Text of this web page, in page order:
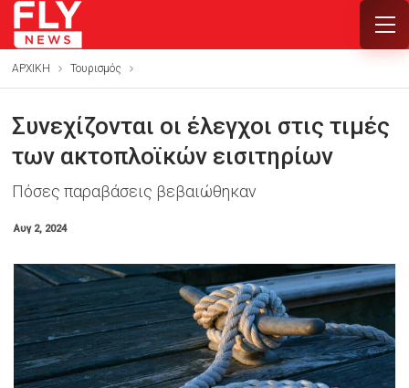
ΑΡΧΙΚΗ Τουρισμός
Συνεχίζονται οι έλεγχοι στις τιμές
των ακτοπλοϊκών εισιτηρίων
Πόσες παραβάσεις βεβαιώθηκαν
Αυγ 2, 2024